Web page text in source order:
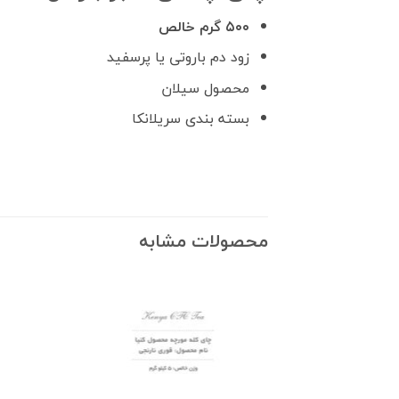
۵۰۰ گرم خالص
زود دم باروتی یا پرسفید
محصول سیلان
بسته بندی سریلانکا
محصولات مشابه